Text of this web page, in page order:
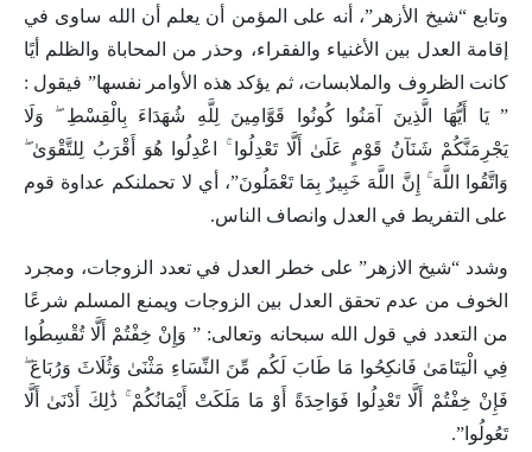
وتابع “شيخ الأزهر”، أنه على المؤمن أن يعلم أن الله ساوى في
إقامة العدل بين الأغنياء والفقراء، وحذر من المحاباة والظلم أيًا
كانت الظروف والملابسات، ثم يؤكد هذه الأوامر نفسها” فيقول :
” يَا أَيُّهَا الَّذِينَ آمَنُوا كُونُوا قَوَّامِينَ لِلَّهِ شُهَدَاءَ بِالْقِسْطِ ۖ وَلَا
يَجْرِمَنَّكُمْ شَنَآنُ قَوْمٍ عَلَىٰ أَلَّا تَعْدِلُوا ۚ اعْدِلُوا هُوَ أَقْرَبُ لِلتَّقْوَىٰ ۖ
وَاتَّقُوا اللَّهَ ۚ إِنَّ اللَّهَ خَبِيرٌ بِمَا تَعْمَلُونَ”، أي لا تحملنكم عداوة قوم
على التفريط في العدل وانصاف الناس.
وشدد “شيخ الازهر” على خطر العدل في تعدد الزوجات، ومجرد
الخوف من عدم تحقق العدل بين الزوجات ويمنع المسلم شرعًا
من التعدد في قول الله سبحانه وتعالى: ” وَإِنْ خِفْتُمْ أَلَّا تُقْسِطُوا
فِي الْيَتَامَىٰ فَانكِحُوا مَا طَابَ لَكُم مِّنَ النِّسَاءِ مَثْنَىٰ وَثُلَاثَ وَرُبَاعَ ۖ
فَإِنْ خِفْتُمْ أَلَّا تَعْدِلُوا فَوَاحِدَةً أَوْ مَا مَلَكَتْ أَيْمَانُكُمْ ۚ ذَٰلِكَ أَدْنَىٰ أَلَّا
تَعُولُوا”.